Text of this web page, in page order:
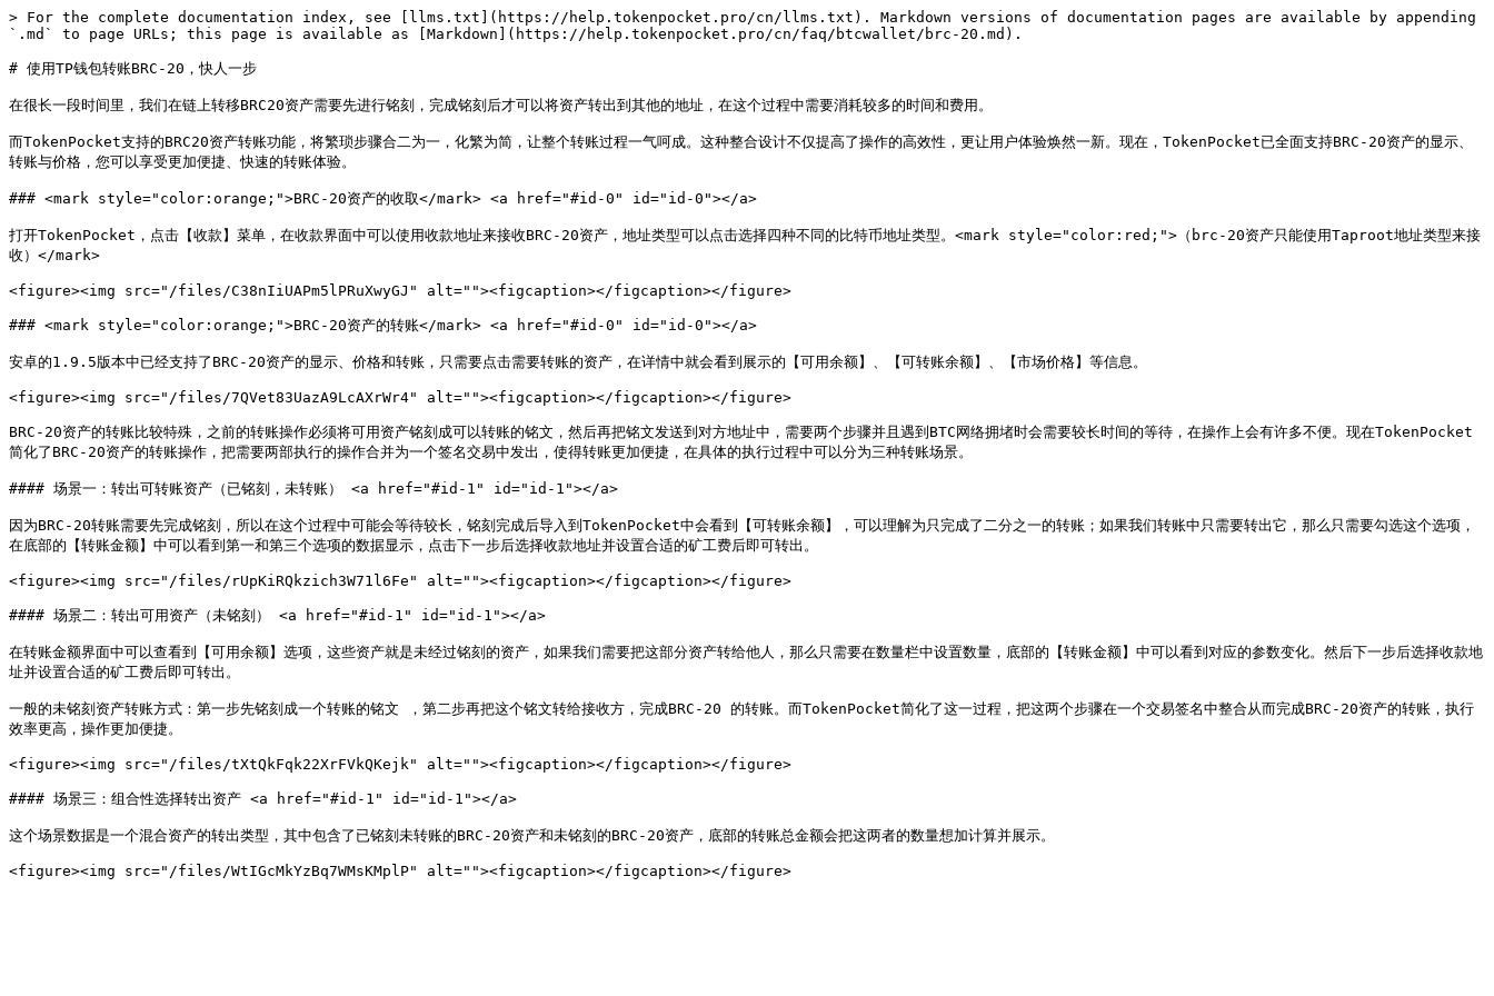
> For the complete documentation index, see [llms.txt](https://help.tokenpocket.pro/cn/llms.txt). Markdown versions of documentation pages are available by appending
`.md` to page URLs; this page is available as [Markdown](https://help.tokenpocket.pro/cn/faq/btcwallet/brc-20.md).
# 使用TP钱包转账BRC-20，快人一步
在很长一段时间里，我们在链上转移BRC20资产需要先进行铭刻，完成铭刻后才可以将资产转出到其他的地址，在这个过程中需要消耗较多的时间和费用。
而TokenPocket支持的BRC20资产转账功能，将繁琐步骤合二为一，化繁为简，让整个转账过程一气呵成。这种整合设计不仅提高了操作的高效性，更让用户体验焕然一新。现在，TokenPocket已全面支持BRC-20资产的显示、
转账与价格，您可以享受更加便捷、快速的转账体验。
### <mark style="color:orange;">BRC-20资产的收取</mark> <a href="#id-0" id="id-0"></a>
打开TokenPocket，点击【收款】菜单，在收款界面中可以使用收款地址来接收BRC-20资产，地址类型可以点击选择四种不同的比特币地址类型。<mark style="color:red;">（brc-20资产只能使用Taproot地址类型来接
收）</mark>
<figure><img src="/files/C38nIiUAPm5lPRuXwyGJ" alt=""><figcaption></figcaption></figure>
### <mark style="color:orange;">BRC-20资产的转账</mark> <a href="#id-0" id="id-0"></a>
安卓的1.9.5版本中已经支持了BRC-20资产的显示、价格和转账，只需要点击需要转账的资产，在详情中就会看到展示的【可用余额】、【可转账余额】、【市场价格】等信息。
<figure><img src="/files/7QVet83UazA9LcAXrWr4" alt=""><figcaption></figcaption></figure>
BRC-20资产的转账比较特殊，之前的转账操作必须将可用资产铭刻成可以转账的铭文，然后再把铭文发送到对方地址中，需要两个步骤并且遇到BTC网络拥堵时会需要较长时间的等待，在操作上会有许多不便。现在TokenPocket
简化了BRC-20资产的转账操作，把需要两部执行的操作合并为一个签名交易中发出，使得转账更加便捷，在具体的执行过程中可以分为三种转账场景。
#### 场景一：转出可转账资产（已铭刻，未转账） <a href="#id-1" id="id-1"></a>
因为BRC-20转账需要先完成铭刻，所以在这个过程中可能会等待较长，铭刻完成后导入到TokenPocket中会看到【可转账余额】，可以理解为只完成了二分之一的转账；如果我们转账中只需要转出它，那么只需要勾选这个选项，
在底部的【转账金额】中可以看到第一和第三个选项的数据显示，点击下一步后选择收款地址并设置合适的矿工费后即可转出。
<figure><img src="/files/rUpKiRQkzich3W71l6Fe" alt=""><figcaption></figcaption></figure>
#### 场景二：转出可用资产（未铭刻） <a href="#id-1" id="id-1"></a>
在转账金额界面中可以查看到【可用余额】选项，这些资产就是未经过铭刻的资产，如果我们需要把这部分资产转给他人，那么只需要在数量栏中设置数量，底部的【转账金额】中可以看到对应的参数变化。然后下一步后选择收款地
址并设置合适的矿工费后即可转出。
一般的未铭刻资产转账方式：第一步先铭刻成一个转账的铭文 ，第二步再把这个铭文转给接收方，完成BRC-20 的转账。而TokenPocket简化了这一过程，把这两个步骤在一个交易签名中整合从而完成BRC-20资产的转账，执行
效率更高，操作更加便捷。
<figure><img src="/files/tXtQkFqk22XrFVkQKejk" alt=""><figcaption></figcaption></figure>
#### 场景三：组合性选择转出资产 <a href="#id-1" id="id-1"></a>
这个场景数据是一个混合资产的转出类型，其中包含了已铭刻未转账的BRC-20资产和未铭刻的BRC-20资产，底部的转账总金额会把这两者的数量想加计算并展示。